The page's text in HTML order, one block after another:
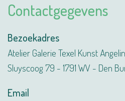
Contactgegevens
Bezoekadres
Atelier Galerie Texel Kunst
Sluyscoog 79 - 1791 WV - Den
Email